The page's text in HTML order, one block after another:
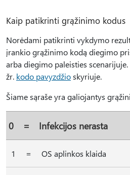
Kaip patikrinti grąžinimo kodus
Norėdami patikrinti vykdymo
įrankio grąžinimo kodą diegimo
arba diegimo paleisties
žr. kodo pavyzdžioskyriuje.
Šiame sąraše yra galiojantys
0 = Infekcijos nerasta
1 = OS aplinkos klaida